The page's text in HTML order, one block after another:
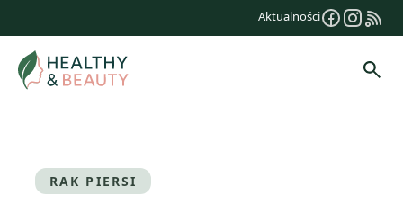
treści
Aktualności
RAK PIERSI